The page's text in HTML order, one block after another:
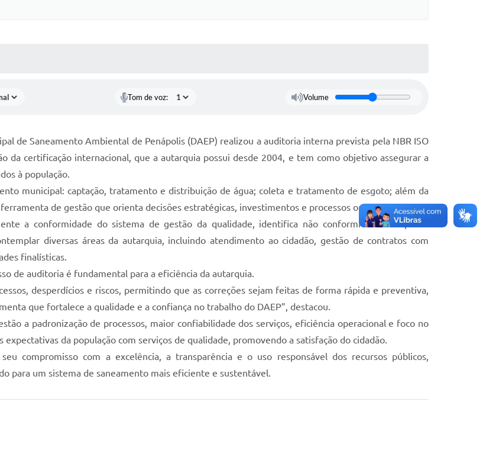
Tom de voz: Volume
de Saneamento Ambiental de Penápolis (DAEP) realizou a auditoria interna prevista pela NBR ISO
da certificação internacional, que a autarquia possui desde 2004, e tem como objetivo assegurar a
à população.
municipal: captação, tratamento e distribuição de água; coleta e tratamento de esgoto; além da
de gestão que orienta decisões estratégicas, investimentos e processos operacionais.
a conformidade do sistema de gestão da qualidade, identifica não conformidades e aponta
diversas áreas da autarquia, incluindo atendimento ao cidadão, gestão de contratos com
finalísticas.
de auditoria é fundamental para a eficiência da autarquia.
desperdícios e riscos, permitindo que as correções sejam feitas de forma rápida e preventiva,
que fortalece a qualidade e a confiança no trabalho do DAEP”, destacou.
a padronização de processos, maior confiabilidade dos serviços, eficiência operacional e foco no
da população com serviços de qualidade, promovendo a satisfação do cidadão.
compromisso com a excelência, a transparência e o uso responsável dos recursos públicos,
para um sistema de saneamento mais eficiente e sustentável.